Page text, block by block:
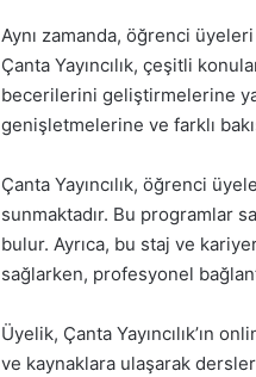
Aynı zamanda, öğrenci
Çanta Yayıncılık, çeşitli
becerilerini geliştirmelerine
genişletmelerine ve farklı
Çanta Yayıncılık, öğrenci
sunmaktadır. Bu programlar
bulur. Ayrıca, bu staj ve
sağlarken, profesyonel
Üyelik, Çanta Yayıncılık’ın
ve kaynaklara ulaşarak